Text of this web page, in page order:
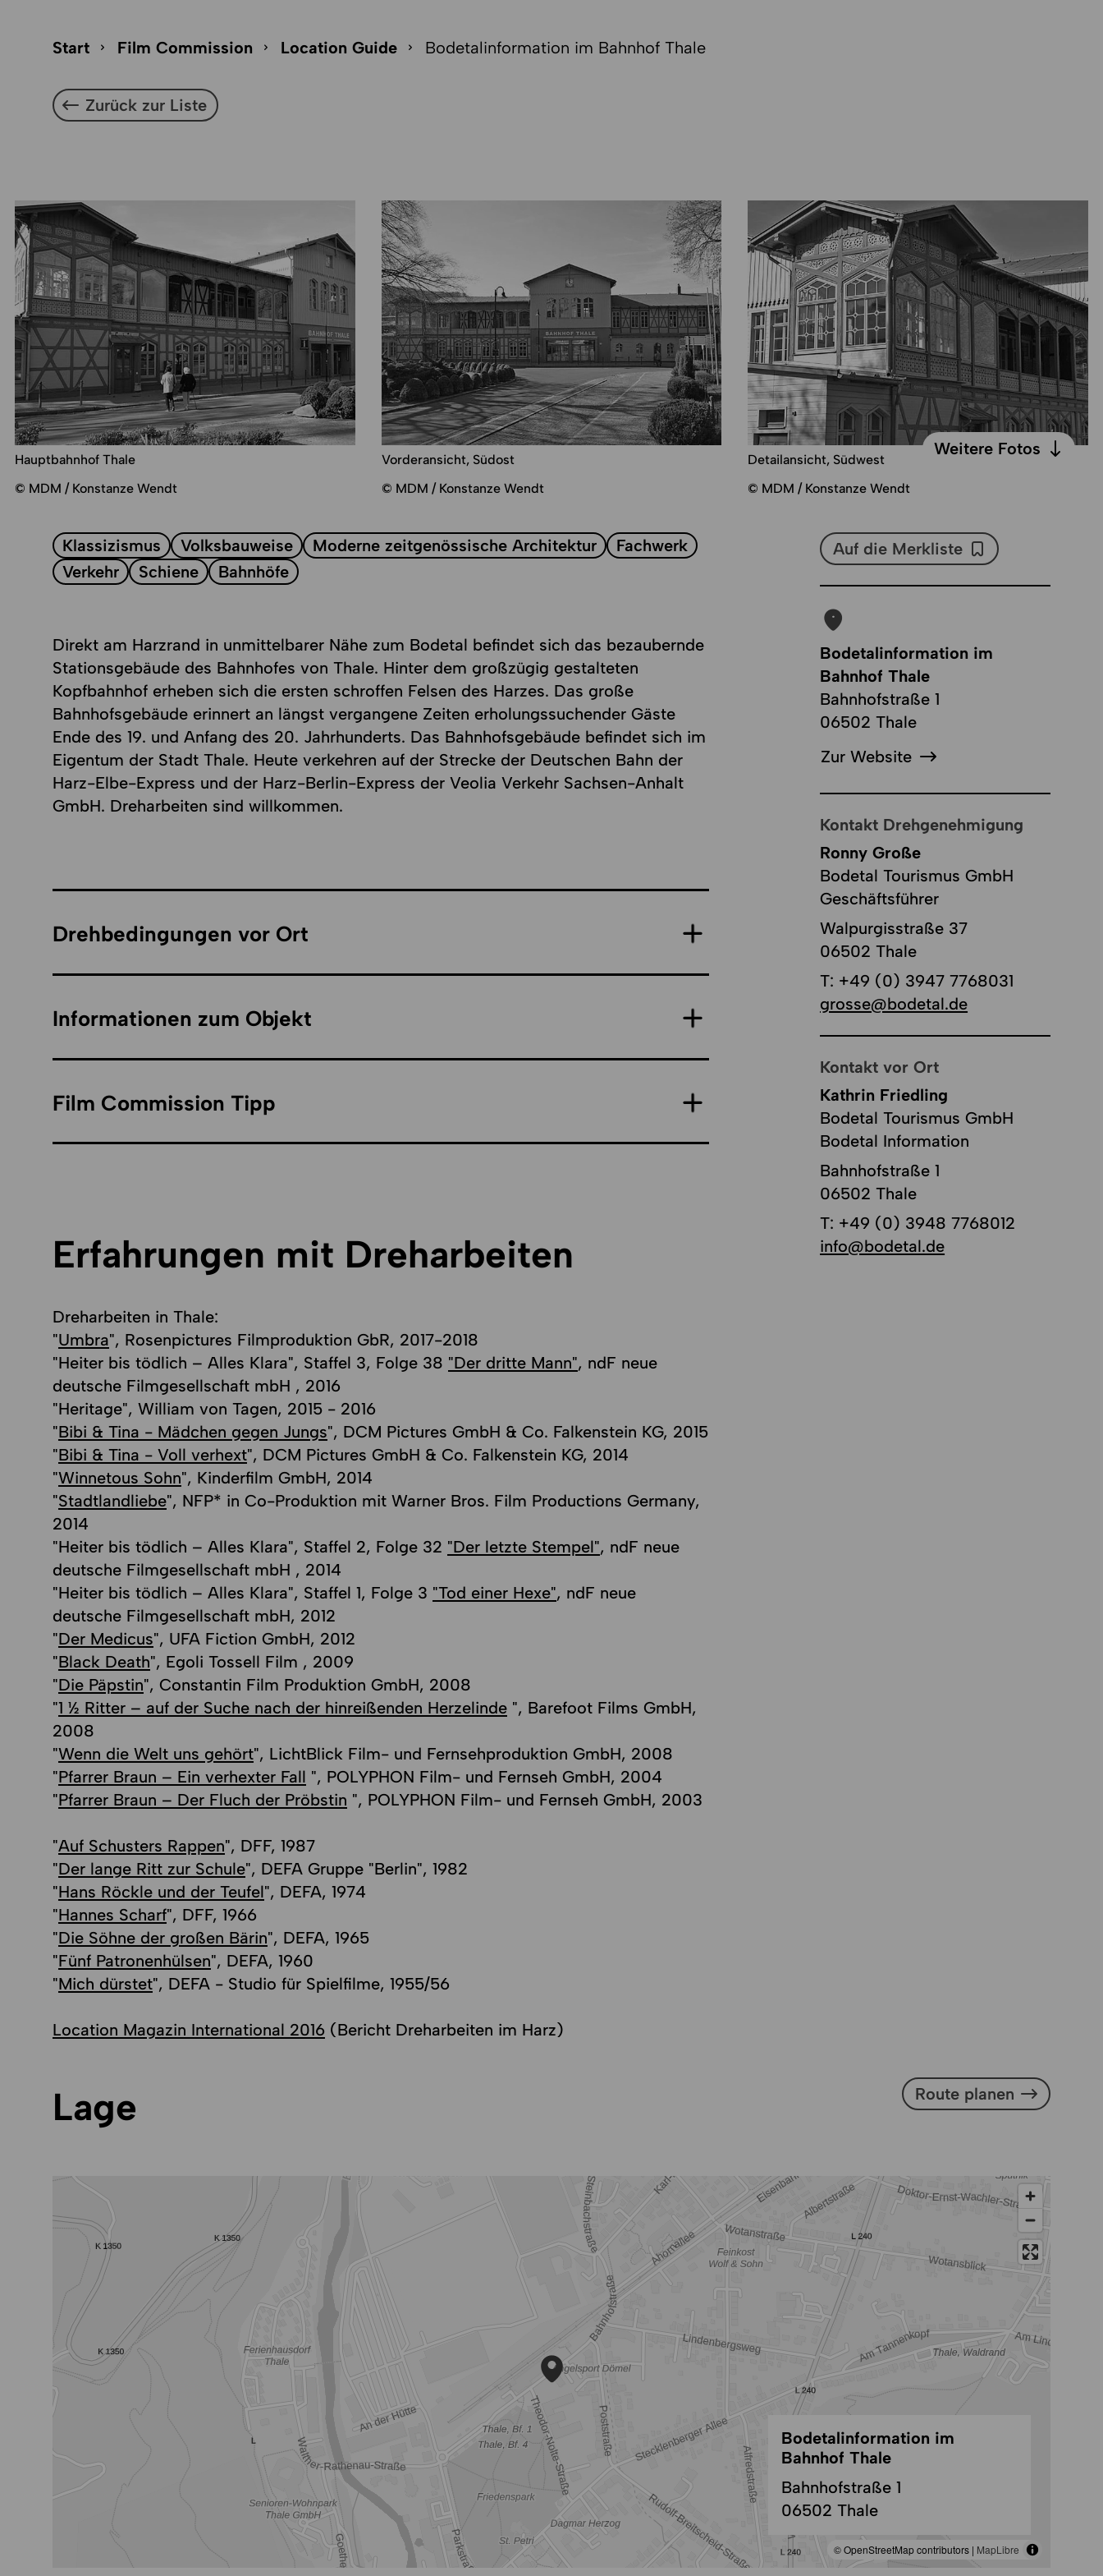
Seitenpfad
Start Film Commission Location Guide Bodetalinformation im Bahnhof Thale
Zurück zur Liste
Hauptbahnhof Thale
© MDM / Konstanze Wendt
Vorderansicht, Südost
© MDM / Konstanze Wendt
Detailansicht, Südwest
© MDM / Konstanze Wendt
Weitere Fotos
Klassizismus Volksbauweise Moderne zeitgenössische Architektur
Fachwerk
Verkehr
Schiene Bahnhöfe
Direkt am Harzrand in unmittelbarer Nähe zum Bodetal befindet sich das bezaubernde
Stationsgebäude des Bahnhofes von Thale. Hinter dem großzügig gestalteten
Kopfbahnhof erheben sich die ersten schroffen Felsen des Harzes. Das große
Bahnhofsgebäude erinnert an längst vergangene Zeiten erholungssuchender Gäste
Ende des 19. und Anfang des 20. Jahrhunderts. Das Bahnhofsgebäude befindet sich im
Eigentum der Stadt Thale. Heute verkehren auf der Strecke der Deutschen Bahn der
Harz-Elbe-Express und der Harz-Berlin-Express der Veolia Verkehr Sachsen-Anhalt
GmbH. Dreharbeiten sind willkommen.
Drehbedingungen vor Ort
Informationen zum Objekt
Film Commission Tipp
Erfahrungen mit Dreharbeiten
Dreharbeiten in Thale:
"Umbra", Rosenpictures Filmproduktion GbR, 2017-2018
"Heiter bis tödlich – Alles Klara", Staffel 3, Folge 38 "Der dritte Mann", ndF neue
deutsche Filmgesellschaft mbH , 2016
"Heritage", William von Tagen, 2015 - 2016
"Bibi & Tina - Mädchen gegen Jungs", DCM Pictures GmbH & Co. Falkenstein KG, 2015
"Bibi & Tina - Voll verhext", DCM Pictures GmbH & Co. Falkenstein KG, 2014
"Winnetous Sohn", Kinderfilm GmbH, 2014
"Stadtlandliebe", NFP* in Co-Produktion mit Warner Bros. Film Productions Germany,
2014
"Heiter bis tödlich – Alles Klara", Staffel 2, Folge 32 "Der letzte Stempel", ndF neue
deutsche Filmgesellschaft mbH , 2014
"Heiter bis tödlich – Alles Klara", Staffel 1, Folge 3 "Tod einer Hexe", ndF neue
deutsche Filmgesellschaft mbH, 2012
"Der Medicus", UFA Fiction GmbH, 2012
"Black Death", Egoli Tossell Film , 2009
"Die Päpstin", Constantin Film Produktion GmbH, 2008
"1 ½ Ritter – auf der Suche nach der hinreißenden Herzelinde", Barefoot Films GmbH,
2008
"Wenn die Welt uns gehört", LichtBlick Film- und Fernsehproduktion GmbH, 2008
"Pfarrer Braun – Ein verhexter Fall ", POLYPHON Film- und Fernseh GmbH, 2004
"Pfarrer Braun – Der Fluch der Pröbstin ", POLYPHON Film- und Fernseh GmbH, 2003
"Auf Schusters Rappen", DFF, 1987
"Der lange Ritt zur Schule", DEFA Gruppe "Berlin", 1982
"Hans Röckle und der Teufel", DEFA, 1974
"Hannes Scharf", DFF, 1966
"Die Söhne der großen Bärin", DEFA, 1965
"Fünf Patronenhülsen", DEFA, 1960
"Mich dürstet", DEFA - Studio für Spielfilme, 1955/56
Location Magazin International 2016 (Bericht Dreharbeiten im Harz)
Lage
Route planen
© OpenStreetMap contributors | MapLibre
Bodetalinformation im
Bahnhof Thale
Bahnhofstraße 1
06502 Thale
Auf die Merkliste
Bodetalinformation im
Bahnhof Thale
Bahnhofstraße 1
06502 Thale
Zur Website
Kontakt Drehgenehmigung
Ronny Große
Bodetal Tourismus GmbH
Geschäftsführer
Walpurgisstraße 37
06502 Thale
T: +49 (0) 3947 7768031
grosse@bodetal.de
Kontakt vor Ort
Kathrin Friedling
Bodetal Tourismus GmbH
Bodetal Information
Bahnhofstraße 1
06502 Thale
T: +49 (0) 3948 7768012
info@bodetal.de